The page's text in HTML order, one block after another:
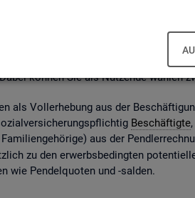
für Krei­se und
auf leicht
kön­nen Sie als Nut­zen­de wäh­len
als Vol­l­er­he­bung aus der
Be­schäf­tig­te
aus der
zu den er­werbs­be­ding­ten
wie Pen­del­quo­ten und -sal­den.